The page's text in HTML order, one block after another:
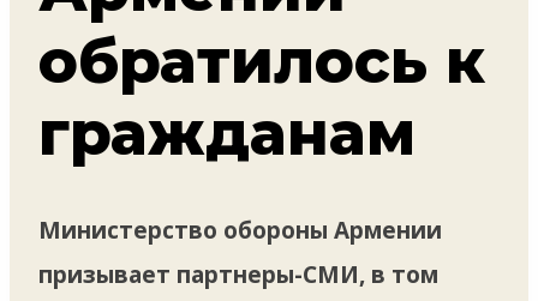
обратилось к
гражданам
Министерство обороны Армении
призывает партнеры-СМИ, в том